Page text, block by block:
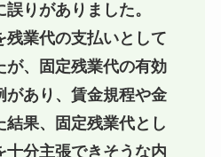
りがありました。
残業代の支払いとして
が、固定残業代の有効
があり、賃金規程や金
結果、固定残業代とし
十分主張できそうな内